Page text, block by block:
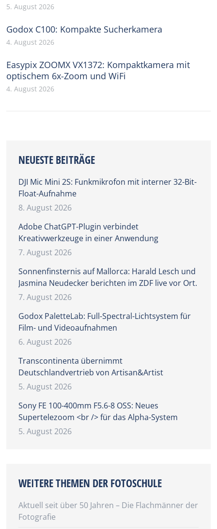
5. August 2026
Godox C100: Kompakte Sucherkamera
4. August 2026
Easypix ZOOMX VX1372: Kompaktkamera mit
optischem 6x-Zoom und WiFi
4. August 2026
NEUESTE BEITRÄGE
DJI Mic Mini 2S: Funkmikrofon mit interner 32-Bit-
Float-Aufnahme
8. August 2026
Adobe ChatGPT-Plugin verbindet
Kreativwerkzeuge in einer Anwendung
7. August 2026
Sonnenfinsternis auf Mallorca: Harald Lesch und
Jasmina Neudecker berichten im ZDF live vor Ort.
7. August 2026
Godox PaletteLab: Full-Spectral-Lichtsystem für
Film- und Videoaufnahmen
6. August 2026
Transcontinenta übernimmt
Deutschlandvertrieb von Artisan&Artist
5. August 2026
Sony FE 100-400mm F5.6-8 OSS: Neues
Supertelezoom <br /> für das Alpha-System
5. August 2026
WEITERE THEMEN DER FOTOSCHULE
Aktuell seit über 50 Jahren – Die Flachmänner der
Fotografie